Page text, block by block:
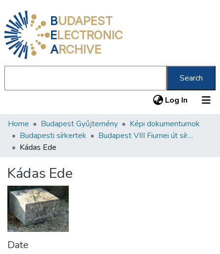
BUDAPEST
ELECTRONIC
ARCHIVE
Search
Log In (current)
Communities & Collections
All of DSpace
About us
Home Budapest Gyűjtemény
Képi dokumentumok
Budapesti sírkertek
Budapest VIII Fiumei út sírkert 4. rész
Kádas Ede
Kádas Ede
Date